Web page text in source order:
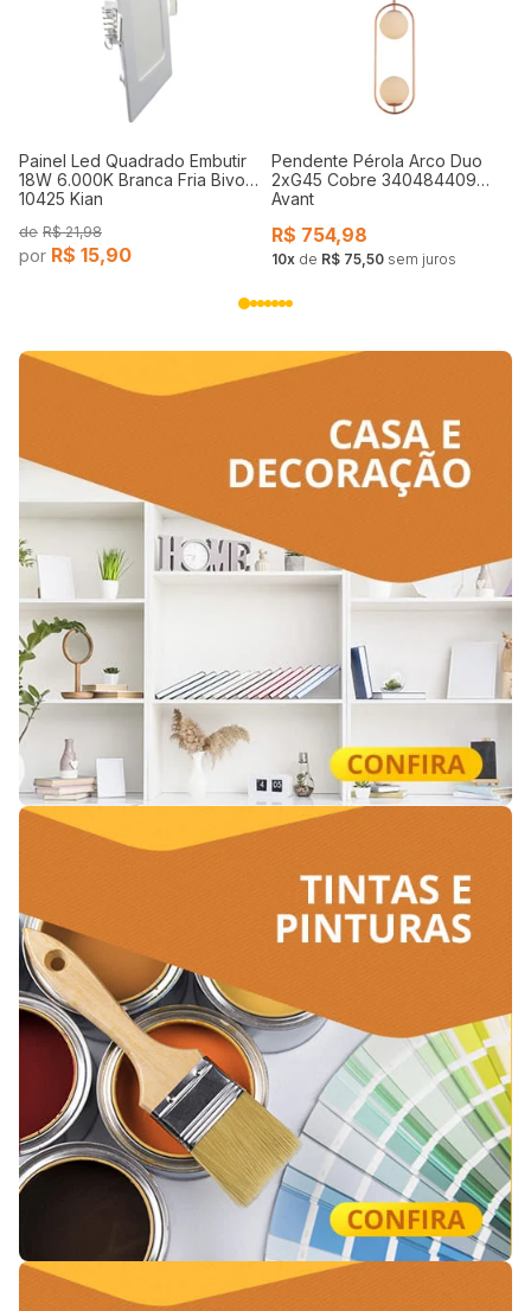
Painel Led Quadrado Embutir
18W 6.000K Branca Fria Bivolt
10425 Kian
R$ 21,98
R$ 15,90
Pendente Pérola Arco Duo
2xG45 Cobre 340484409
Avant
R$ 754,98
10 de R$ 75,50 sem juros